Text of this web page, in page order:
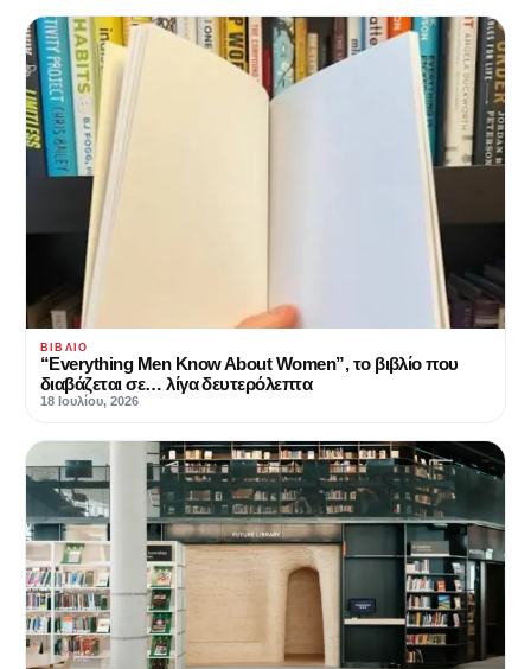
ΒΙΒΛΊΟ
“Everything Men Know About Women”, το βιβλίο που
διαβάζεται σε… λίγα δευτερόλεπτα
18 Ιουλίου, 2026